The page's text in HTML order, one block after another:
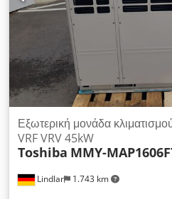
Lindlar 1.743 km
Εξωτερική μονάδα
VRF VRV 45kW
Toshiba MMY-